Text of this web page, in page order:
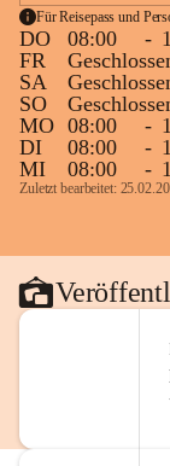
Für Reisepass und
DO 08:00 -
FR
SA
SO
MO 08:00 -
DI
08:00 -
MI
08:00 -
Zuletzt bearbeitet: